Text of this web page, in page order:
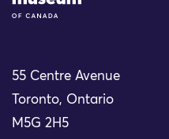
55 Centre Avenue
Toronto, Ontario
M5G 2H5